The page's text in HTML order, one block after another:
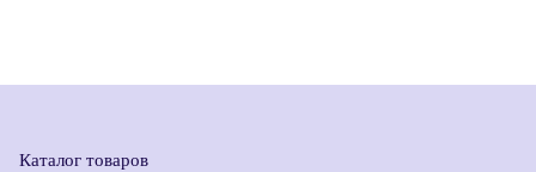
Каталог товаров